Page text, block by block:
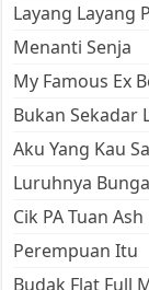
Layang Layang
Menanti Senja
My Famous Ex
Bukan Sekadar
Aku Yang Kau
Luruhnya
Cik PA Tuan Ash
Perempuan Itu
Budak Flat Full